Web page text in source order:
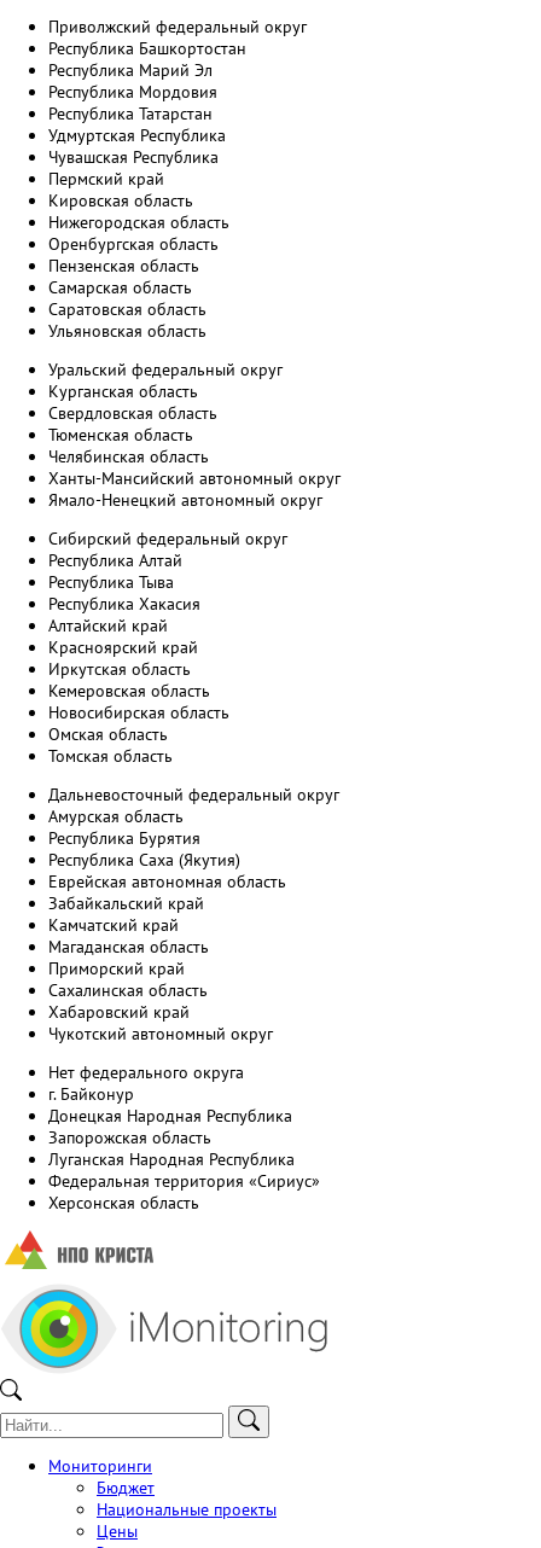
Приволжский федеральный округ
Республика Башкортостан
Республика Марий Эл
Республика Мордовия
Республика Татарстан
Удмуртская Республика
Чувашская Республика
Пермский край
Кировская область
Нижегородская область
Оренбургская область
Пензенская область
Самарская область
Саратовская область
Ульяновская область
Уральский федеральный округ
Курганская область
Свердловская область
Тюменская область
Челябинская область
Ханты-Мансийский автономный округ
Ямало-Ненецкий автономный округ
Сибирский федеральный округ
Республика Алтай
Республика Тыва
Республика Хакасия
Алтайский край
Красноярский край
Иркутская область
Кемеровская область
Новосибирская область
Омская область
Томская область
Дальневосточный федеральный округ
Амурская область
Республика Бурятия
Республика Саха (Якутия)
Еврейская автономная область
Забайкальский край
Камчатский край
Магаданская область
Приморский край
Сахалинская область
Хабаровский край
Чукотский автономный округ
Нет федерального округа
г. Байконур
Донецкая Народная Республика
Запорожская область
Луганская Народная Республика
Федеральная территория «Сириус»
Херсонская область
Мониторинги
Бюджет
Национальные проекты
Цены